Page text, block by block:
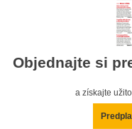
Objednajte si
a získajte